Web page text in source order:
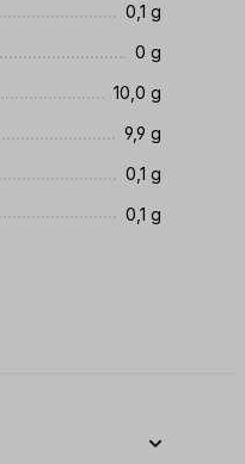
0,1 g
0 g
10,0 g
9,9 g
0,1 g
0,1 g